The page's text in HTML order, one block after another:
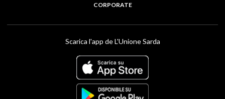
CORPORATE
Scarica l'app de L'Unione Sarda